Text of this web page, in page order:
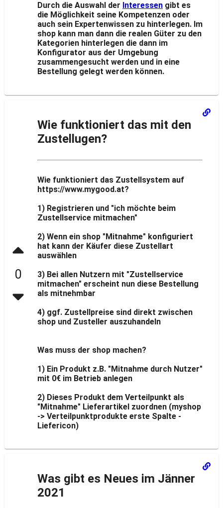
Durch die Auswahl der Interessengibt es
die Möglichkeit seine Kompetenzen oder
auch sein Expertenwissen zu hinterlegen. Im
shop kann man dann die realen Güter zu den
Kategorien hinterlegen die dann im
Konfigurator aus der Umgebung
zusammengesucht werden und in eine
Bestellung gelegt werden können.
0
Wie funktioniert das mit den
Zustellugen?
Wie funktioniert das Zustellsystem auf
https://www.mygood.at?
1) Registrieren und "ich möchte beim
Zustellservice mitmachen"
2) Wenn ein shop "Mitnahme" konfiguriert
hat kann der Käufer diese Zustellart
auswählen
3) Bei allen Nutzern mit "Zustellservice
mitmachen" erscheint nun diese Bestellung
als mitnehmbar
4) ggf. Zustellpreise sind direkt zwischen
shop und Zusteller auszuhandeln
Was muss der shop machen?
1) Ein Produkt z.B. "Mitnahme durch Nutzer"
mit 0€ im Betrieb anlegen
2) Dieses Produkt dem Verteilpunkt als
"Mitnahme" Lieferartikel zuordnen (myshop
-> Verteilpunktprodukte erste Spalte -
Liefericon)
Was gibt es Neues im Jänner
2021